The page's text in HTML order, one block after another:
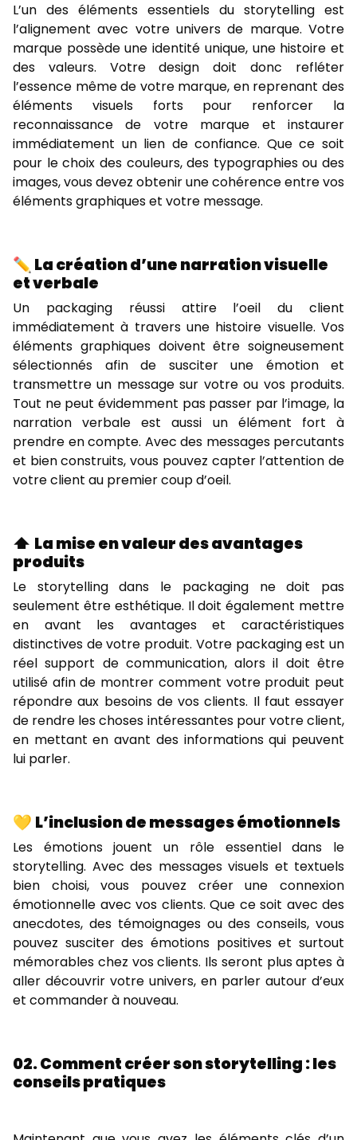
L’un des éléments essentiels du storytelling est
l’alignement avec votre univers de marque. Votre
marque possède une identité unique, une histoire et
des valeurs. Votre design doit donc refléter
l’essence même de votre marque, en reprenant des
éléments visuels forts pour renforcer la
reconnaissance de votre marque et instaurer
immédiatement un lien de confiance. Que ce soit
pour le choix des couleurs, des typographies ou des
images, vous devez obtenir une cohérence entre vos
éléments graphiques et votre message.
✏️ La création d’une narration visuelle
et verbale
Un packaging réussi attire l’oeil du client
immédiatement à travers une histoire visuelle. Vos
éléments graphiques doivent être soigneusement
sélectionnés afin de susciter une émotion et
transmettre un message sur votre ou vos produits.
Tout ne peut évidemment pas passer par l’image, la
narration verbale est aussi un élément fort à
prendre en compte. Avec des messages percutants
et bien construits, vous pouvez capter l’attention de
votre client au premier coup d’oeil.
⬆️ La mise en valeur des avantages
produits
Le storytelling dans le packaging ne doit pas
seulement être esthétique. Il doit également mettre
en avant les avantages et caractéristiques
distinctives de votre produit. Votre packaging est un
réel support de communication, alors il doit être
utilisé afin de montrer comment votre produit peut
répondre aux besoins de vos clients. Il faut essayer
de rendre les choses intéressantes pour votre client,
en mettant en avant des informations qui peuvent
lui parler.
💛 L’inclusion de messages émotionnels
Les émotions jouent un rôle essentiel dans le
storytelling. Avec des messages visuels et textuels
bien choisi, vous pouvez créer une connexion
émotionnelle avec vos clients. Que ce soit avec des
anecdotes, des témoignages ou des conseils, vous
pouvez susciter des émotions positives et surtout
mémorables chez vos clients. Ils seront plus aptes à
aller découvrir votre univers, en parler autour d’eux
et commander à nouveau.
02. Comment créer son storytelling : les
conseils pratiques